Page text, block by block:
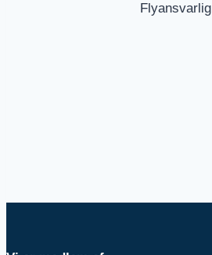
Flyansvarlig